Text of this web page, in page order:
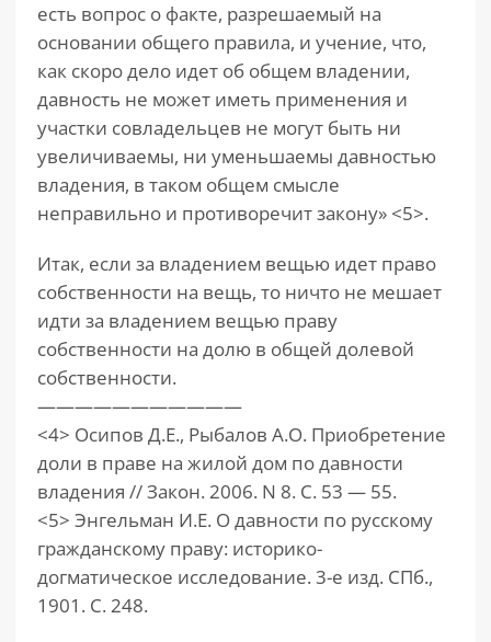
есть вопрос о факте, разрешаемый на
основании общего правила, и учение, что,
как скоро дело идет об общем владении,
давность не может иметь применения и
участки совладельцев не могут быть ни
увеличиваемы, ни уменьшаемы давностью
владения, в таком общем смысле
неправильно и противоречит закону» <5>.
Итак, если за владением вещью идет право
собственности на вещь, то ничто не мешает
идти за владением вещью праву
собственности на долю в общей долевой
собственности.
———————————
<4> Осипов Д.Е., Рыбалов А.О. Приобретение
доли в праве на жилой дом по давности
владения // Закон. 2006. N 8. С. 53 — 55.
<5> Энгельман И.Е. О давности по русскому
гражданскому праву: историко-
догматическое исследование. 3-е изд. СПб.,
1901. С. 248.